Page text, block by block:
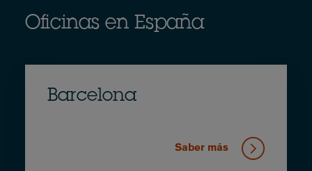
Oficinas en España
Barcelona
Saber más